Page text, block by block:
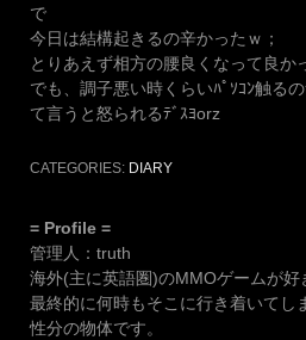
で
今日は結構起きるの辛かったｗ；
とりあえず相方の腰良くなって良か
でも、調子悪い時くらいﾊﾟｿｺﾝ触
て言うと怒られるﾃﾞｽﾖorz
CATEGORIES: DIARY
= Profile =
管理人：truth
海外(主に英語圏)のMMOゲームが好
最終的に何時もそこに行き着いてし
性分の物体です。